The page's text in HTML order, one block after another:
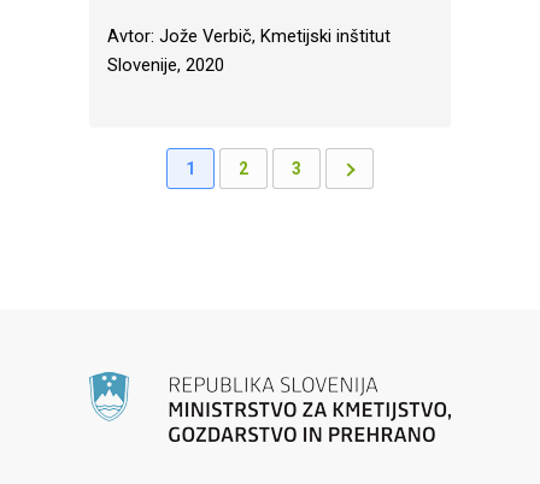
Avtor: Jože Verbič, Kmetijski inštitut
Slovenije, 2020
1 2 3